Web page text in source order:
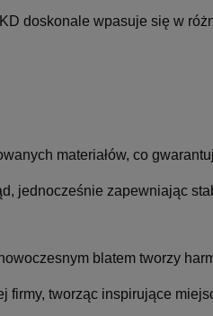
doskonale wpasuje się w
materiałów, co
jednocześnie zapewniając
blatem tworzy
firmy, tworząc inspirujące